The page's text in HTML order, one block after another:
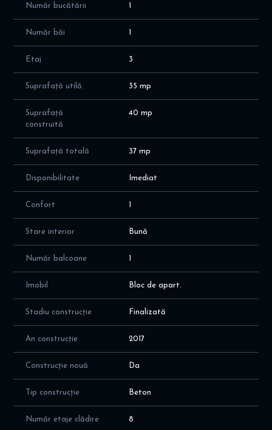
Număr bucătării 1
Număr băi 1
Etaj 3
Suprafață utilă 35 mp
Suprafață
construită
40 mp
Suprafață totală 37 mp
Disponibilitate Imediat
Confort 1
Stare interior Bună
Număr balcoane 1
Imobil Bloc de apart.
Stadiu construcție Finalizată
An construcție 2017
Construcție nouă Da
Tip construcție Beton
Număr etaje clădire 8